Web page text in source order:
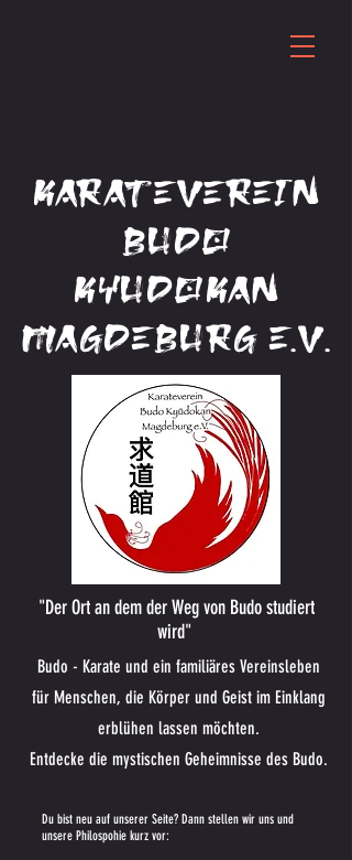
Karateverein
Budo
Kyudokan
Magdeburg e.V.
"Der Ort an dem der Weg von Budo studiert
wird"
Budo - Karate und ein familiäres Vereinsleben
für Menschen, die Körper und Geist im Einklang
erblühen lassen möchten.
Entdecke die mystischen Geheimnisse des Budo.
Du bist neu auf unserer Seite? Dann stellen wir uns und
unsere Philospohie kurz vor: